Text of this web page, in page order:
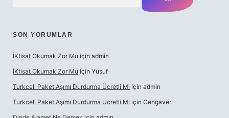
SON YORUMLAR
İKtisat Okumak Zor Mu için admin
İKtisat Okumak Zor Mu için Yusuf
Turkcell Paket Aşımı Durdurma Ücretli Mi için admin
Turkcell Paket Aşımı Durdurma Ücretli Mi için Cengaver